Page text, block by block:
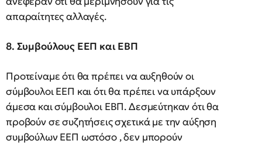
απαραίτητες αλλαγές.
8. Συμβούλους ΕΕΠ και ΕΒΠ
Προτείναμε ότι θα πρέπει να αυξηθούν οι
σύμβουλοι ΕΕΠ και ότι θα πρέπει να υπάρξουν
άμεσα και σύμβουλοι ΕΒΠ. Δεσμεύτηκαν ότι θα
προβούν σε συζητήσεις σχετικά με την αύξηση
συμβούλων ΕΕΠ ωστόσο , δεν μπορούν